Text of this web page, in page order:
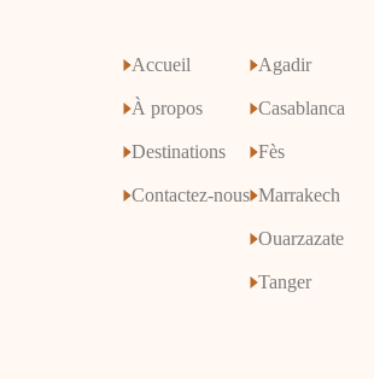
Accueil
À propos
Destinations
Contactez-nous
Agadir
Casablanca
Fès
Marrakech
Ouarzazate
Tanger